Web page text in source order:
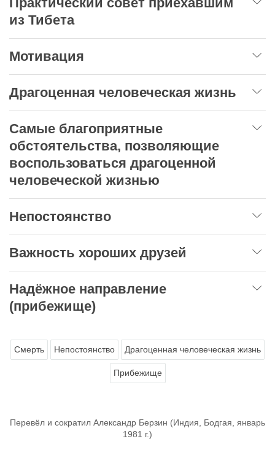
из Тибета
Мотивация
Драгоценная человеческая жизнь
Самые благоприятные
обстоятельства, позволяющие
воспользоваться драгоценной
человеческой жизнью
Непостоянство
Важность хороших друзей
Надёжное направление
(прибежище)
Смерть Непостоянство Драгоценная человеческая жизнь
Прибежище
Перевёл и сократил Александр Берзин (Индия, Бодгая, январь
1981 г.)